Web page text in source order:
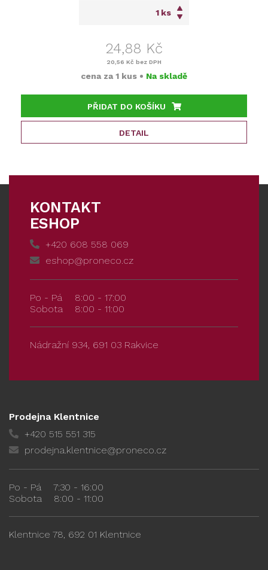
ks
24,88 Kč
20,56 Kč bez DPH
cena za 1 kus • Na skladě
PŘIDAT DO KOŠÍKU
DETAIL
KONTAKT
ESHOP
+420 608 558 069
eshop@proneco.cz
Po - Pá
8:00 - 17:00
Sobota
8:00 - 11:00
Nádražní 934, 691 03 Rakvice
Prodejna Klentnice
+420 515 551 315
prodejna.klentnice@proneco.cz
Po - Pá
7:30 - 16:00
Sobota
8:00 - 11:00
Klentnice 78, 692 01 Klentnice